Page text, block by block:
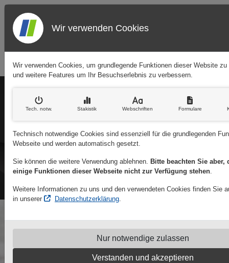
(0201) 85 76 17 0
Schreiben Sie uns::
info@wesamed.de
Öffnungszeiten
Mo - Do: 09:00 - 17:00 Uhr | Fr: 09:00 -
16:00 Uhr
Wir verwenden Cookies
Wir verwenden Cookies, um grundlegende Funktionen dieser Website zu
und weitere Features um Ihr Besuchserlebnis zu verbessern.
Tech. notw. Stakistik Webschriften Formulare
Technisch notwendige Cookies sind essenziell für die grundlegenden
Webseite und werden automatisch gesetzt.
Sie können die weitere Verwendung ablehnen. Bitte beachten Sie aber,
einige Funktionen dieser Webseite nicht zur Verfügung stehen
Weitere Informationen zu uns und den verwendeten Cookies finden Sie
in unserer
Datenschutzerklärung.
Nur notwendige zulassen
Verstanden und akzeptieren